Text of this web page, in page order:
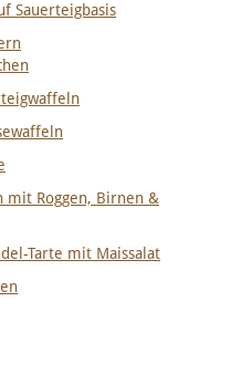
Sauerteigbasis
mit Roggen, Birnen &
Tarte mit Maissalat